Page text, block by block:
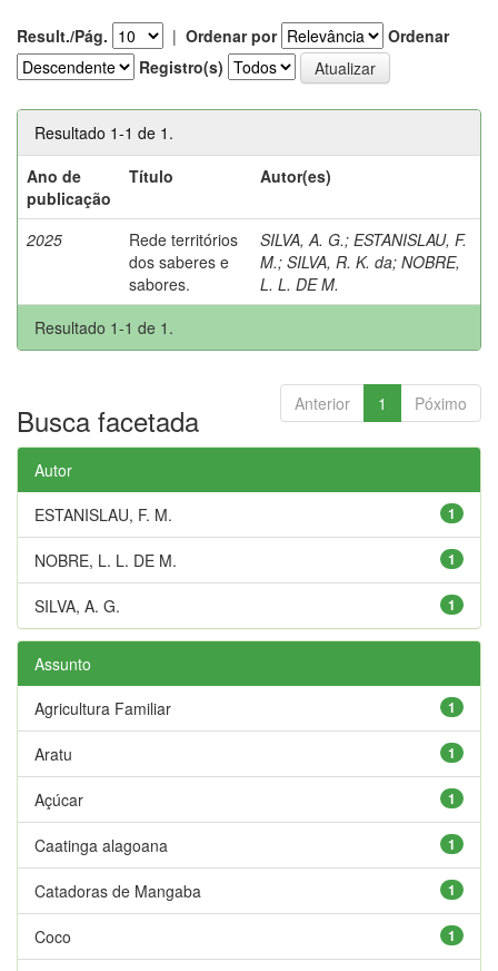
Result./Pág. | Ordenar por
Ordenar
Registro(s)
Resultado 1-1 de 1.
Ano de
publicação
Título Autor(es)
2025
Rede territórios
dos saberes e
sabores.
SILVA, A. G.; ESTANISLAU, F.
M.; SILVA, R. K. da; NOBRE,
L. L. DE M.
Resultado 1-1 de 1.
Anterior 1 Póximo
Busca facetada
Autor
1
ESTANISLAU, F. M.
1
NOBRE, L. L. DE M.
1
SILVA, A. G.
Assunto
1
Agricultura Familiar
1
Aratu
1
Açúcar
1
Caatinga alagoana
1
Catadoras de Mangaba
1
Coco